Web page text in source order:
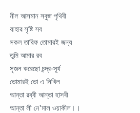
নীল আসমান সবুজ পৃথিবী
যাহার সৃষ্টি সব
সকল তারিফ তোমারই জন্য
তুমি আমার রব
সৃজন করেছো চন্দ্র-সূর্য
তোমারই তো এ নিখিল
আন্তা রব্বী আন্তা হাসবী
আন্তা লী নে'মাল ওয়াকীল।।